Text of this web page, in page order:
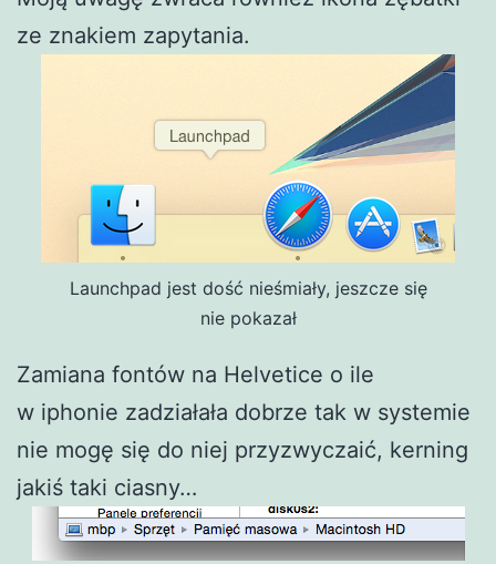
ze znakiem zapytania.
Launchpad jest dość nieśmiały, jeszcze się
nie pokazał
Zamiana fontów na Helvetice o ile
w iphonie zadziałała dobrze tak w systemie
nie mogę się do niej przyzwyczaić, kerning
jakiś taki ciasny…